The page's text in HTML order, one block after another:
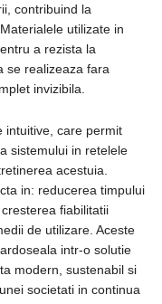
contribuind la
utilizate in
a rezista la
se realizeaza fara
invizibila.
intuitive, care permit
sistemului in retelele
acestuia.
in: reducerea timpului
fiabilitatii
de utilizare. Aceste
intr-o solutie
modern, sustenabil si
societati in continua